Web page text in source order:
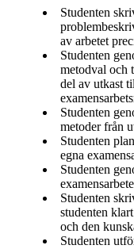
Studenten
av arbetet
Studenten
metodval och
del av utkast
Studenten
metoder från
Studenten
egna
Studenten
Studenten
studenten
och den
Studenten